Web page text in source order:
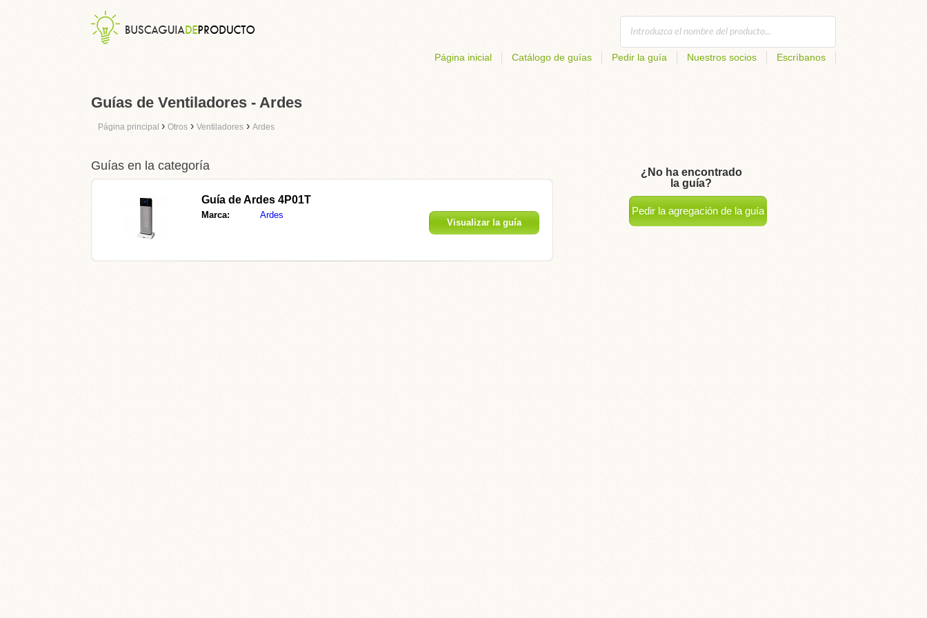
Página inicial Catálogo de guías Pedir la guía Nuestros socios Escríbanos
Guías de Ventiladores - Ardes
Página principal › Otros › Ventiladores › Ardes
Guías en la categoría
Guía deArdes 4P01T
Marca: Ardes
Visualizar la guía
¿No ha encontrado
la guía?
Pedir la agregación de la guía